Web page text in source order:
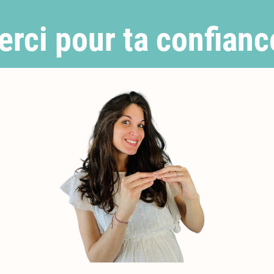
pour ta